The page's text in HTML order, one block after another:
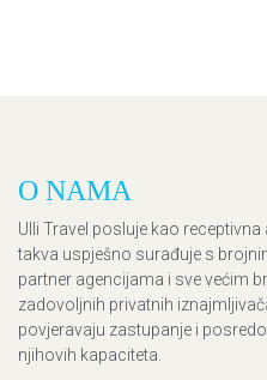
O NAMA
Ulli Travel posluje kao receptivna
takva uspješno surađuje s
partner agencijama i sve većim
zadovoljnih privatnih
povjeravaju zastupanje i
njihovih kapaciteta.